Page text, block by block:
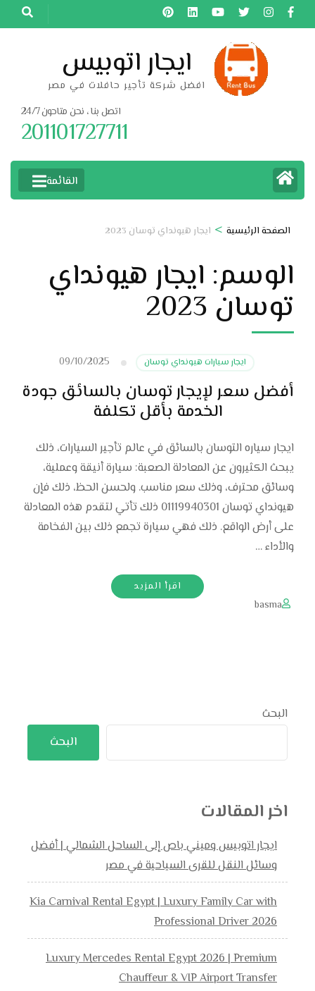
تخطى
إلى
ايجار اتوبيس
افضل شركة تأجير حافلات في مصر
اتصل بنا ، نحن متاحون 24/7
201101727711
القائمة
الصفحة الرئيسية > ايجار هيونداي توسان 2023
الوسم: ايجار هيونداي
توسان 2023
ايجار سيارات هيونداي توسان 09/10/2025
أفضل سعر لإيجار توسان بالسائق جودة
الخدمة بأقل تكلفة
ايجار سياره التوسان بالسائق في عالم تأجير السيارات، ذلك
يبحث الكثيرون عن المعادلة الصعبة: سيارة أنيقة وعملية،
وسائق محترف، وذلك سعر مناسب. ولحسن الحظ، ذلك فإن
هيونداي توسان 01119940301 ذلك تأتي لتقدم هذه المعادلة
على أرض الواقع. ذلك فهي سيارة تجمع ذلك بين الفخامة
والأداء …
اقرأ المزيد
basma
البحث
البحث
اخر المقالات
ايجار اتوبيس وميني باص إلى الساحل الشمالي | أفضل
وسائل النقل للقرى السياحية في مصر
Kia Carnival Rental Egypt | Luxury Family Car with
Professional Driver 2026
Luxury Mercedes Rental Egypt 2026 | Premium
Chauffeur & VIP Airport Transfer